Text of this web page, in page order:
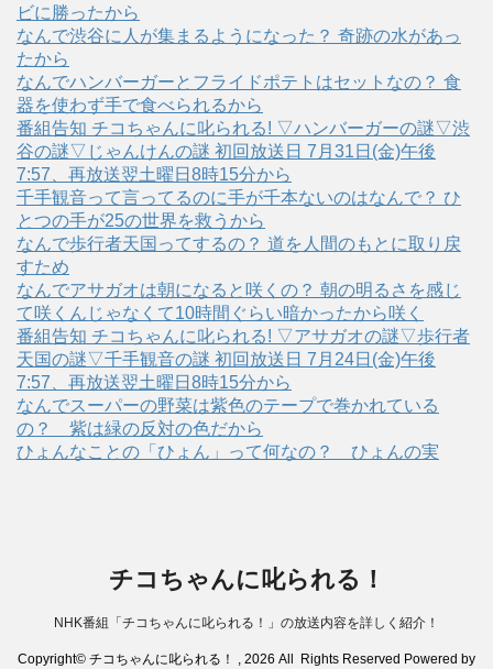
ビに勝ったから
なんで渋谷に人が集まるようになった？ 奇跡の水があっ
たから
なんでハンバーガーとフライドポテトはセットなの？ 食
器を使わず手で食べられるから
番組告知 チコちゃんに叱られる! ▽ハンバーガーの謎▽渋
谷の謎▽じゃんけんの謎 初回放送日 7月31日(金)午後
7:57、再放送翌土曜日8時15分から
千手観音って言ってるのに手が千本ないのはなんで？ ひ
とつの手が25の世界を救うから
なんで歩行者天国ってするの？ 道を人間のもとに取り戻
すため
なんでアサガオは朝になると咲くの？ 朝の明るさを感じ
て咲くんじゃなくて10時間ぐらい暗かったから咲く
番組告知 チコちゃんに叱られる! ▽アサガオの謎▽歩行者
天国の謎▽千手観音の謎 初回放送日 7月24日(金)午後
7:57、再放送翌土曜日8時15分から
なんでスーパーの野菜は紫色のテープで巻かれている
の？ 紫は緑の反対の色だから
ひょんなことの「ひょん」って何なの？ ひょんの実
チコちゃんに叱られる！
NHK番組「チコちゃんに叱られる！」の放送内容を詳しく紹介！
Copyright© チコちゃんに叱られる！ , 2026 All Rights Reserved Powered by